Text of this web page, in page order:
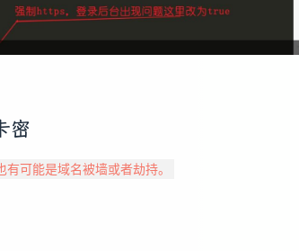
密
可能是域名被墙或者劫持。